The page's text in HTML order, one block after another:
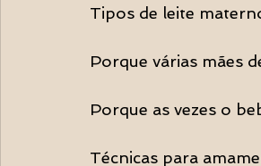
Tipos de leite
Porque várias mães
Porque as vezes o
Técnicas para